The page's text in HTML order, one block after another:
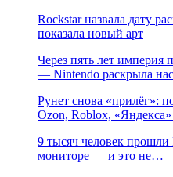
Rockstar назвала дату
показала новый арт
Через пять лет империя
— Nintendo раскрыла
Рунет снова «прилёг»:
Ozon, Roblox,
9 тысяч человек прошли
мониторе — и это не…